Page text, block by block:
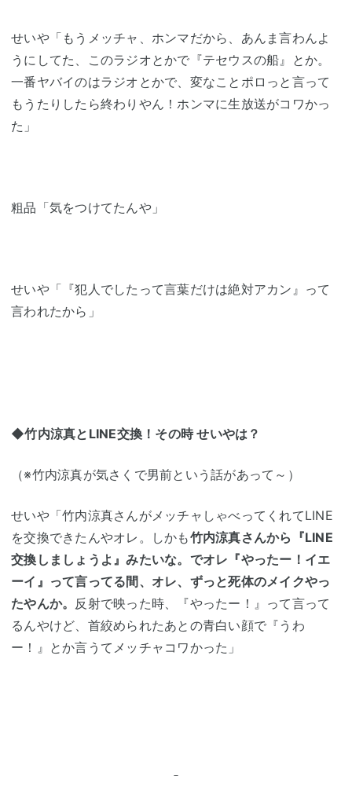
せいや「もうメッチャ、ホンマだから、あんま言わんよ
うにしてた、このラジオとかで『テセウスの船』とか。
一番ヤバイのはラジオとかで、変なことポロっと言って
もうたりしたら終わりやん！ホンマに生放送がコワかっ
た」
粗品「気をつけてたんや」
せいや「『犯人でしたって言葉だけは絶対アカン』って
言われたから」
◆竹内涼真とLINE交換！その時 せいやは？
（※竹内涼真が気さくで男前という話があって～）
せいや「竹内涼真さんがメッチャしゃべってくれてLINE
を交換できたんやオレ。しかも竹内涼真さんから『LINE
交換しましょうよ』みたいな。でオレ『やったー！イエ
ーイ』って言ってる間、オレ、ずっと死体のメイクやっ
たやんか。 反射で映った時、『やったー！』って言って
るんやけど、首絞められたあとの青白い顔で『うわ
ー！』とか言うてメッチャコワかった」